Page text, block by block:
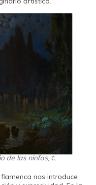
de las ninfas, c.
nos introduce